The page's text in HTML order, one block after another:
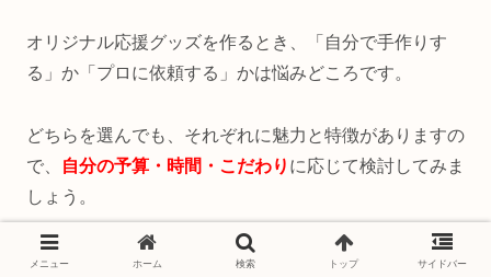
オリジナル応援グッズを作るとき、「自分で手作りす
る」か「プロに依頼する」かは悩みどころです。
どちらを選んでも、それぞれに魅力と特徴がありますの
で、
自分の予算・時間・こだわり に応じて検討してみま
しょう。
手作りの場合、制作には時間と手間がかかりますが、そ
メニュー ホーム 検索 トップ サイドバー